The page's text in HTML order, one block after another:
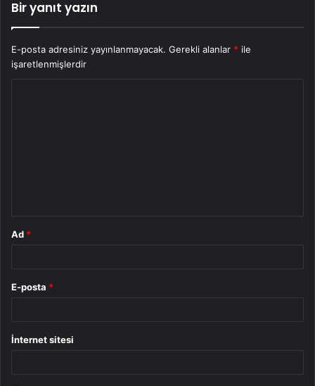
Bir yanıt yazın
E-posta adresiniz yayınlanmayacak. Gerekli alanlar * ile
işaretlenmişlerdir
Ad *
E-posta *
İnternet sitesi